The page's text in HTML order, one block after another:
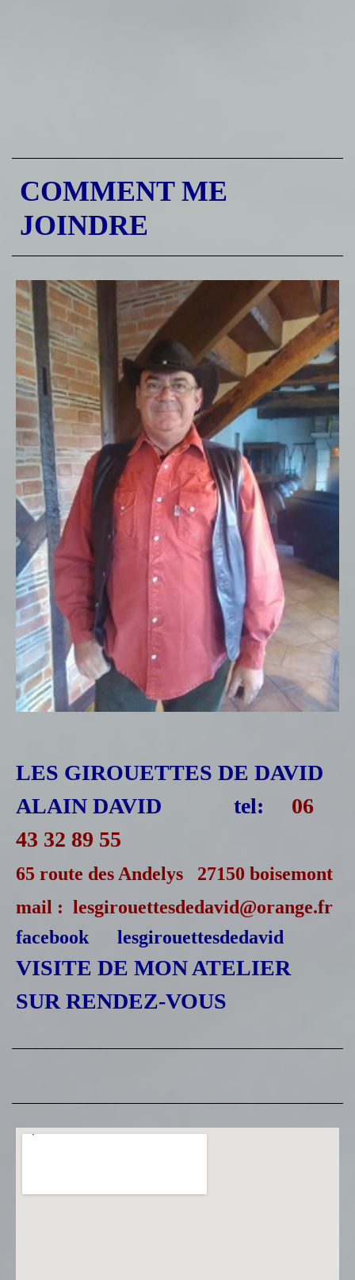
COMMENT ME
JOINDRE
LES GIROUETTES DE DAVID
ALAIN DAVID tel:
06
43 32 89 55
65 route des Andelys 27150 boisemont
mail : lesgirouettesdedavid@orange.fr
facebook lesgirouettesdedavid
VISITE DE MON ATELIER
SUR RENDEZ-VOUS